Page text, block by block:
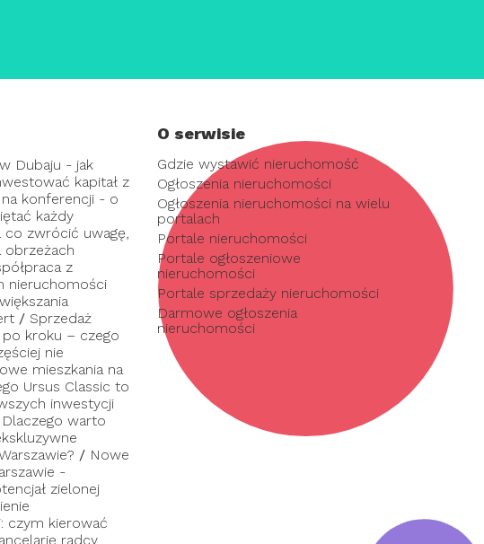
Dubaju - jak
kapitał z
na konferencji - o
każdy
co zwrócić uwagę,
obrzeżach
z
nieruchomości
/ Sprzedaż
po kroku – czego
nie
mieszkania na
Ursus Classic to
inwestycji
Dlaczego warto
/ Nowe
-
zielonej
czym kierować
radcy
O serwisie
Gdzie wystawić nieruchomość
Ogłoszenia nieruchomości
Ogłoszenia nieruchomości na wielu
portalach
Portale nieruchomości
Portale ogłoszeniowe
nieruchomości
Portale sprzedaży nieruchomości
Darmowe ogłoszenia
nieruchomości